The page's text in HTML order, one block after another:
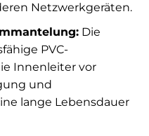
Netzwerkgeräten.
Die
PVC-
Innenleiter vor
und
lange Lebensdauer